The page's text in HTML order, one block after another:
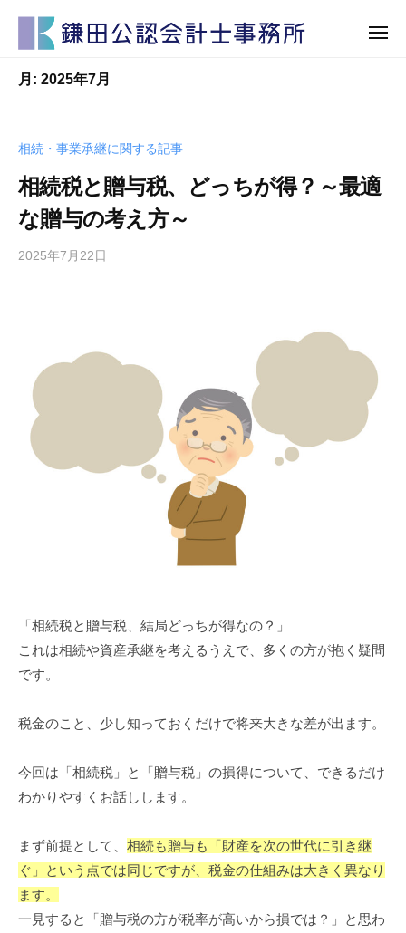
認
計
士
田
会
計
士
事
月: 2025年7月
相続・事業承継に関する記事
相続税と贈与税、どっちが得？～最適
な贈与の考え方～
2025年7月22日
「相続税と贈与税、結局どっちが得なの？」
これは相続や資産承継を考えるうえで、多くの方が抱く疑問
です。
税金のこと、少し知っておくだけで将来大きな差が出ます。
今回は「相続税」と「贈与税」の損得について、できるだけ
わかりやすくお話しします。
まず前提として、 相続も贈与も「財産を次の世代に引き継
ぐ」という点では同じですが、税金の仕組みは大きく異なり
ます。
一見すると「贈与税の方が税率が高いから損では？」と思わ
公
認
事
務